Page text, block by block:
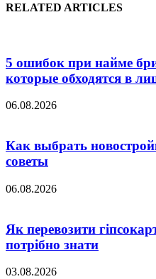
RELATED ARTICLES
5 ошибок при найме
которые обходятся в
06.08.2026
Как выбрать
советы
06.08.2026
Як перевозити
потрібно знати
03.08.2026